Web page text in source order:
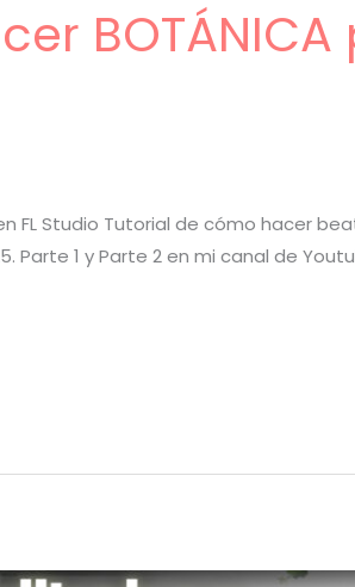
FL Studio Tutorial de cómo hacer
Parte 1 y Parte 2 en mi canal de